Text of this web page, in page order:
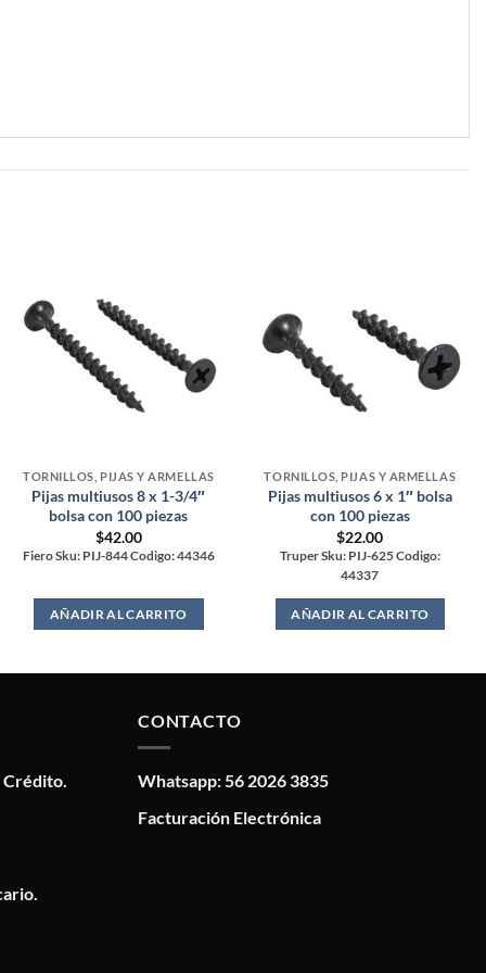
TORNILLOS, PIJAS Y ARMELLAS
Pijas multiusos 8 x 1-3/4″
bolsa con 100 piezas
$42.00
Fiero Sku: PIJ-844 Codigo: 44346
AÑADIR AL CARRITO
TORNILLOS, PIJAS Y ARMELLAS
Pijas multiusos 6 x 1″ bolsa
con 100 piezas
$22.00
Truper Sku: PIJ-625 Codigo:
44337
AÑADIR AL CARRITO
CONTACTO
Whatsapp: 56 2026 3835
Facturación Electrónica